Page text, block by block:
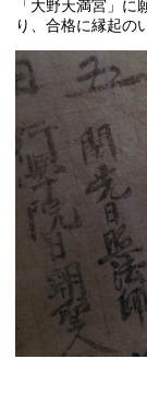
「大野天満宮」
り、合格に縁起の